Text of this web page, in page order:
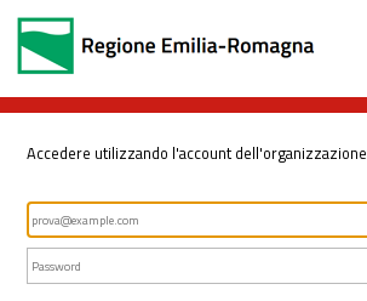
Accedere utilizzando l'account dell'organizzazione